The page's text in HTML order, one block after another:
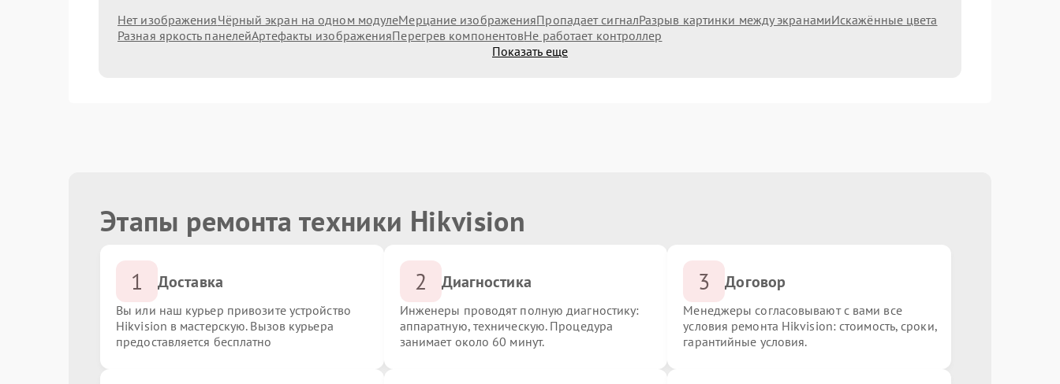
Нет изображенияЧёрный экран на одном модулеМерцание изображенияПропадает сигналРазрыв картинки между экранамиИскажённые цвета
Разная яркость панелейАртефакты изображенияПерегрев компонентовНе работает контроллер
Показать еще
Этапы ремонта техники Hikvision
1 Доставка
Вы или наш курьер привозите устройство
Hikvision в мастерскую. Вызов курьера
предоставляется бесплатно
2 Диагностика
Инженеры проводят полную диагностику:
аппаратную, техническую. Процедура
занимает около 60 минут.
3 Договор
Менеджеры согласовывают с вами все
условия ремонта Hikvision: стоимость, сроки,
гарантийные условия.